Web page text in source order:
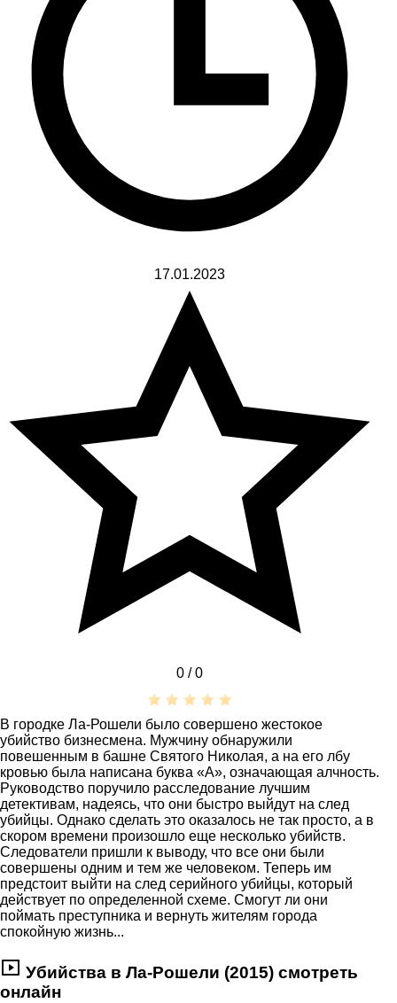
17.01.2023
0 / 0
В городке Ла-Рошели было совершено жестокое
убийство бизнесмена. Мужчину обнаружили
повешенным в башне Святого Николая, а на его лбу
кровью была написана буква «А», означающая алчность.
Руководство поручило расследование лучшим
детективам, надеясь, что они быстро выйдут на след
убийцы. Однако сделать это оказалось не так просто, а в
скором времени произошло еще несколько убийств.
Следователи пришли к выводу, что все они были
совершены одним и тем же человеком. Теперь им
предстоит выйти на след серийного убийцы, который
действует по определенной схеме. Смогут ли они
поймать преступника и вернуть жителям города
спокойную жизнь...
Убийства в Ла-Рошели (2015) смотреть
онлайн